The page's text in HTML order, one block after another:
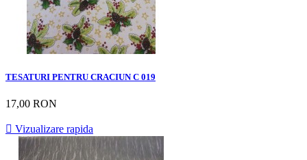
TESATURI PENTRU CRACIUN C 019
17,00 RON
 Vizualizare rapida